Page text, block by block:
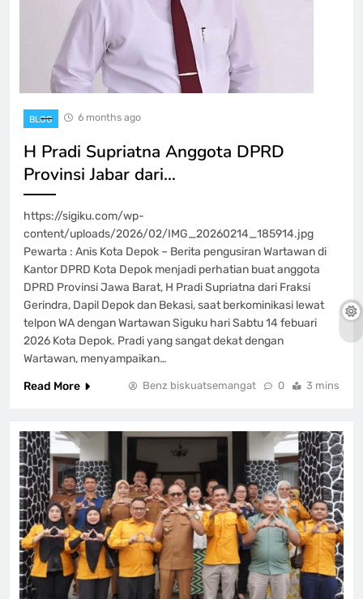
BLOG 6 months ago
H Pradi Supriatna Anggota DPRD
Provinsi Jabar dari…
https://sigiku.com/wp-
content/uploads/2026/02/IMG_20260214_185914.jpg
Pewarta : Anis Kota Depok – Berita pengusiran Wartawan di
Kantor DPRD Kota Depok menjadi perhatian buat anggota
DPRD Provinsi Jawa Barat, H Pradi Supriatna dari Fraksi
Gerindra, Dapil Depok dan Bekasi, saat berkominikasi lewat
telpon WA dengan Wartawan Siguku hari Sabtu 14 febuari
2026 Kota Depok. Pradi yang sangat dekat dengan
Wartawan, menyampaikan…
Read More
Benz biskuatsemangat 0 3 mins